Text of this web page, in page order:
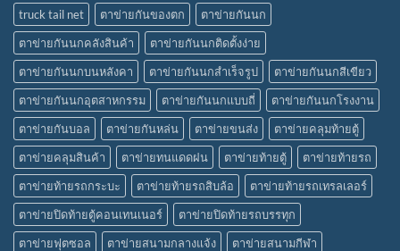
truck tail net
ตาข่ายกันของตก
ตาข่ายกันนก
ตาข่ายกันนกคลังสินค้า
ตาข่ายกันนกติดตั้งง่าย
ตาข่ายกันนกบนหลังคา
ตาข่ายกันนกสำเร็จรูป
ตาข่ายกันนกสีเขียว
ตาข่ายกันนกอุตสาหกรรม
ตาข่ายกันนกแบบถี่
ตาข่ายกันนกโรงงาน
ตาข่ายกันบอล
ตาข่ายกันหล่น ตาข่ายขนส่ง
ตาข่ายคลุมท้ายตู้
ตาข่ายคลุมสินค้า
ตาข่ายทนแดดฝน ตาข่ายท้ายตู้
ตาข่ายท้ายรถ
ตาข่ายท้ายรถกระบะ
ตาข่ายท้ายรถสิบล้อ
ตาข่ายท้ายรถเทรลเลอร์
ตาข่ายปิดท้ายตู้คอนเทนเนอร์
ตาข่ายปิดท้ายรถบรรทุก
ตาข่ายฟุตซอล
ตาข่ายสนามกลางแจ้ง
ตาข่ายสนามกีฬา